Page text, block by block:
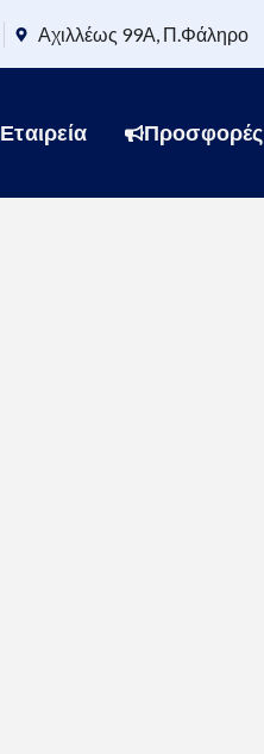
Αχιλλέως 99Α, Π.Φάληρο
Εταιρεία Προσφορές